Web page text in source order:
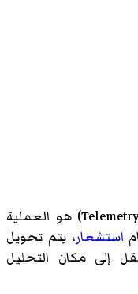
)‏ هو العملية
استشعار، يتم تحويل
إلى مكان التحليل